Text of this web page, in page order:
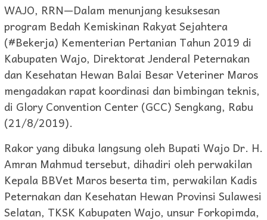
WAJO, RRN—Dalam menunjang kesuksesan
program Bedah Kemiskinan Rakyat Sejahtera
(#Bekerja) Kementerian Pertanian Tahun 2019 di
Kabupaten Wajo, Direktorat Jenderal Peternakan
dan Kesehatan Hewan Balai Besar Veteriner Maros
mengadakan rapat koordinasi dan bimbingan teknis,
di Glory Convention Center (GCC) Sengkang, Rabu
(21/8/2019).
Rakor yang dibuka langsung oleh Bupati Wajo Dr. H.
Amran Mahmud tersebut, dihadiri oleh perwakilan
Kepala BBVet Maros beserta tim, perwakilan Kadis
Peternakan dan Kesehatan Hewan Provinsi Sulawesi
Selatan, TKSK Kabupaten Wajo, unsur Forkopimda,